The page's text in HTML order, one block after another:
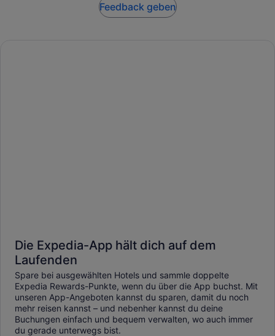
Feedback geben
Die Expedia-App hält dich auf dem
Laufenden
Spare bei ausgewählten Hotels und sammle doppelte
Expedia Rewards-Punkte, wenn du über die App buchst. Mit
unseren App-Angeboten kannst du sparen, damit du noch
mehr reisen kannst – und nebenher kannst du deine
Buchungen einfach und bequem verwalten, wo auch immer
du gerade unterwegs bist.